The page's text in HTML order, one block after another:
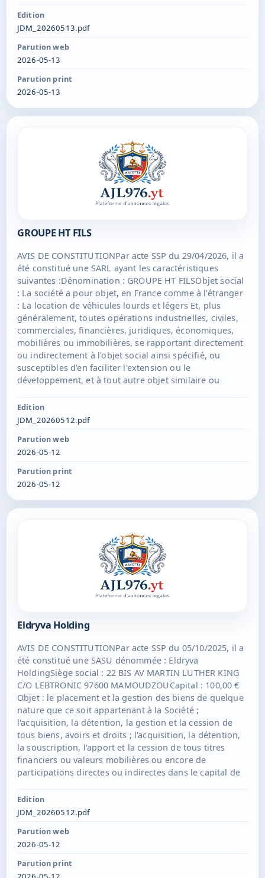
de la société : 99 année(s).Capital social fixe : 500
eurosCession d'actions et agrément : Les dispositions
Société ne comporte qu'un seul actionnaire.La faculté
d'agrément s'étend à tous les associés de la
Société.Admission aux assemblées générales et
exercice du droit de vote : Dans les conditions
Edition
JDM_20260513.pdf
Parution web
2026-05-13
Parution print
2026-05-13
GROUPE HT FILS
AVIS DE CONSTITUTIONPar acte SSP du 29/04/2026, il a
été constitué une SARL ayant les caractéristiques
suivantes :Dénomination : GROUPE HT FILSObjet social
: La société a pour objet, en France comme à l'étranger
: La location de véhicules lourds et légers Et, plus
généralement, toutes opérations industrielles, civiles,
commerciales, financières, juridiques, économiques,
mobilières ou immobilières, se rapportant directement
ou indirectement à l'objet social ainsi spécifié, ou
susceptibles d'en faciliter l'extension ou le
développement, et à tout autre objet similaire ou
Koungou.Capital : 6000 €Durée : 99 ansGérance : M.
HALIDI MALIDI, demeurant 15 RUE MANGARETTA 97600
Edition
JDM_20260512.pdf
Parution web
2026-05-12
Parution print
2026-05-12
Eldryva Holding
AVIS DE CONSTITUTIONPar acte SSP du 05/10/2025, il a
été constitué une SASU dénommée : Eldryva
HoldingSiège social : 22 BIS AV MARTIN LUTHER KING
C/O LEBTRONIC 97600 MAMOUDZOUCapital : 100,00 €
Objet : le placement et la gestion des biens de quelque
nature que ce soit appartenant à la Société ;
l'acquisition, la détention, la gestion et la cession de
tous biens, avoirs et droits ; l'acquisition, la détention,
la souscription, l'apport et la cession de tous titres
financiers ou valeurs mobilières ou encore de
participations directes ou indirectes dans le capital de
existants ou à constituer ; la gestion desdits titres
financiers, valeurs mobilières, participations directes
réalisation de tout acte lié directement ou
indirectement à la gestion de son patrimoine ; toutes
prestations de services en matière commerciale,
administrative, financière ou autres ;Président : Thomas
Edition
JDM_20260512.pdf
Parution web
2026-05-12
Parution print